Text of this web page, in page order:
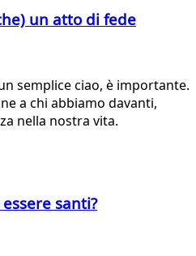
un atto di fede
semplice ciao, è importante.
a chi abbiamo davanti,
nella nostra vita.
santi?